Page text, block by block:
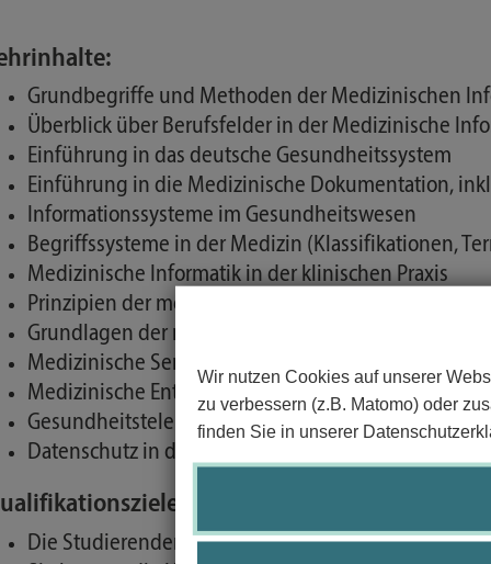
Wir nutzen Cookies auf unserer
zu verbessern (z.B. Matomo) oder
finden Sie in unserer
Grundbegriffe und Methoden der Medizinischen
Überblick über Berufsfelder in der Medizinische
Einführung in das deutsche Gesundheitssystem
Einführung in die Medizinische Dokumentation,
Informationssysteme im Gesundheitswesen
Begriffssysteme in der Medizin (Klassifikationen,
Medizinische Informatik in der klinischen Praxis
Prinzipien der medizinischen Bilderzeugung:
Grundlagen der medizinischen Bildverarbeitung
Medizinische Sensordatenauswertung
Medizinische Entscheidungsunterstützung für die
Gesundheitstelematik
Datenschutz in der medizinischen Anwendung
Kompetenzen:
Die Studierenden kennen die Grundbegriffe und